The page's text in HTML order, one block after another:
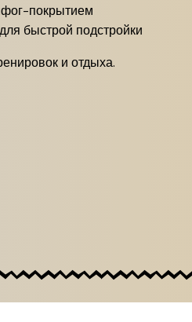
покрытием
быстрой подстройки
и отдыха.